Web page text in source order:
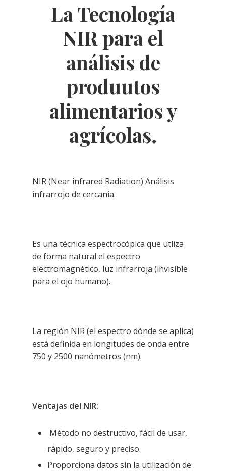
La Tecnología
NIR para el
análisis de
produutos
alimentarios y
agrícolas.
NIR (Near infrared Radiation) Análisis
infrarrojo de cercania.
Es una técnica espectrocópica que utliza
de forma natural el espectro
electromagnético, luz infrarroja (invisible
para el ojo humano).
La región NIR (el espectro dónde se aplica)
está definida en longitudes de onda entre
750 y 2500 nanómetros (nm).
Ventajas del NIR:
Método no destructivo, fácil de usar,
rápido, seguro y preciso.
Proporciona datos sin la utilización de